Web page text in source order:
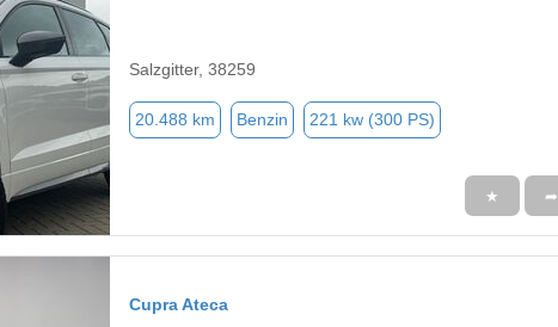
Salzgitter, 38259
20.488 km Benzin 221 kw (300 PS)
★ ➦
Cupra Ateca